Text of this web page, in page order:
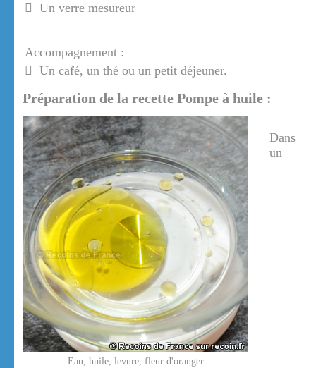
Un verre mesureur
Accompagnement :
Un café, un thé ou un petit déjeuner.
Préparation de la recette Pompe à huile :
Eau, huile, levure, fleur d'oranger
Dans
un